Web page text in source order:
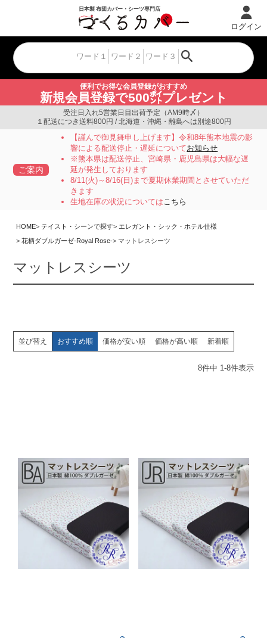
便利でお得な会員登録がおすすめ
新規会員登録で500㌽プレゼント
ログイン
受注日入れ5営業日目出荷予定（AM9時〆）
１配送につき送料800円 / 北海道・沖縄・離島へは別途800円
ご案内
【謹んで御見舞申し上げます】令和8年熊本地震の影
響による配送停止・遅延についてお知らせ
※熊本県は配送停止、宮崎県・鹿児島県は大幅な遅
延が発生しております
8/11(火)～8/16(日)まで夏期休業期間とさせていただ
きます
生地在庫の状況についてはこちら
HOME テイスト・シーンで探す
エレガント・シック・ホテル仕様
花柄ダブルガーゼ-Royal Rose-
マットレスシーツ
マットレスシーツ
並び替え おすすめ順 価格が安い順 価格が高い順 新着順
8件中 1-8件表示